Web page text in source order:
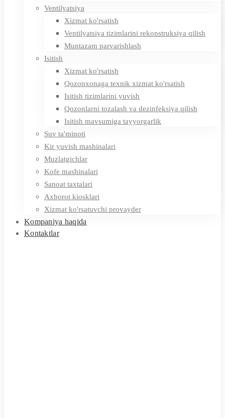
Ventilyatsiya
Xizmat ko'rsatish
Ventilyatsiya tizimlarini rekonstruksiya qilish
Muntazam parvarishlash
Isitish
Xizmat ko'rsatish
Qozonxonaga texnik xizmat ko'rsatish
Isitish tizimlarini yuvish
Qozonlarni tozalash va dezinfeksiya qilish
Isitish mavsumiga tayyorgarlik
Suv ta'minoti
Kir yuvish mashinalari
Muzlatgichlar
Kofe mashinalari
Sanoat taxtalari
Axborot kiosklari
Xizmat ko'rsatuvchi provayder
Kompaniya haqida
Kontaktlar